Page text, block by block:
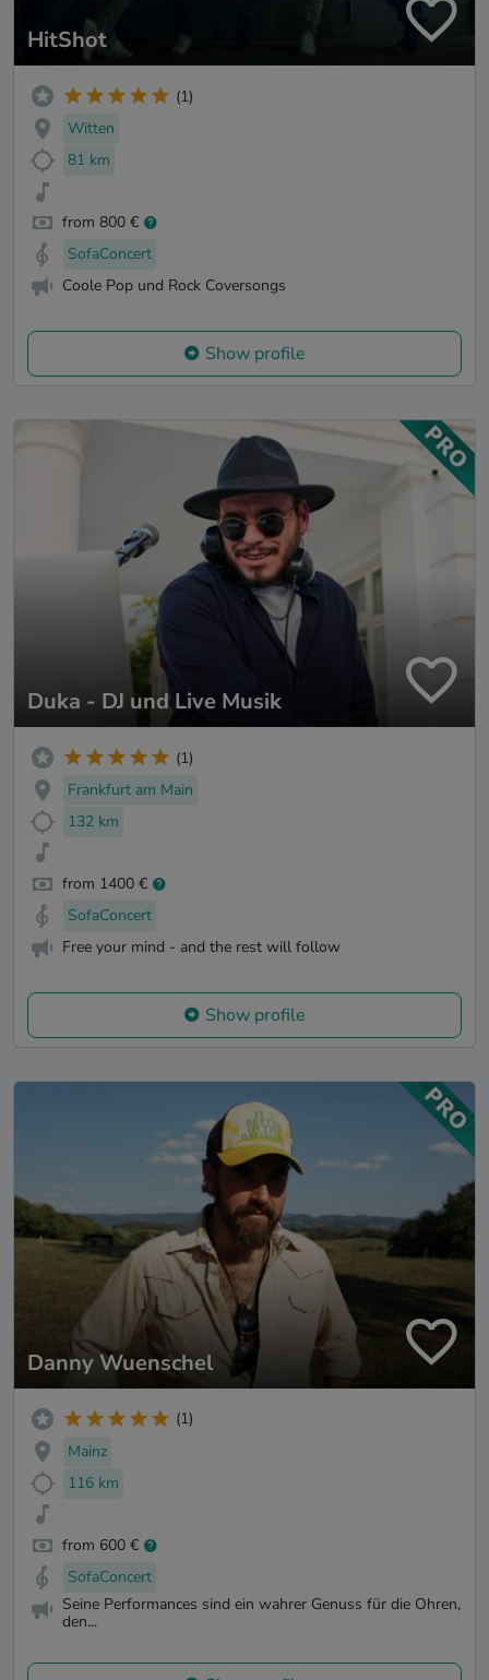
HitShot
(1)
Witten
81 km
from 800 €
SofaConcert
Coole Pop und Rock Coversongs
Show profile
Duka - DJ und Live Musik
(1)
Frankfurt am Main
132 km
from 1400 €
SofaConcert
Free your mind - and the rest will follow
Show profile
Danny Wuenschel
(1)
Mainz
116 km
from 600 €
SofaConcert
Seine Performances sind ein wahrer Genuss für die Ohren,
den...